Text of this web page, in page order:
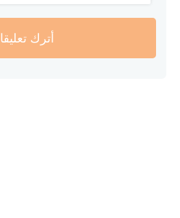
أترك تعليقا